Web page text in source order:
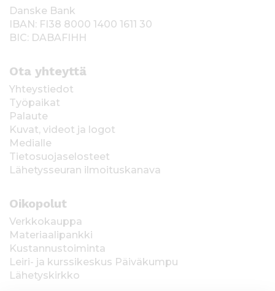
Danske Bank
IBAN: FI38 8000 1400 1611 30
BIC: DABAFIHH
Ota yhteyttä
Yhteystiedot
Työpaikat
Palaute
Kuvat, videot ja logot
Medialle
Tietosuojaselosteet
Lähetysseuran ilmoituskanava
Oikopolut
Verkkokauppa
Materiaalipankki
Kustannustoiminta
Leiri- ja kurssikeskus Päiväkumpu
Lähetyskirkko